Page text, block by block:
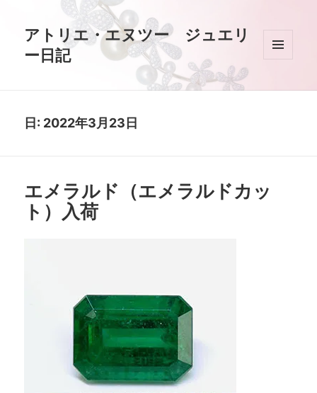
アトリエ・エヌツー ジュエリ
ー日記
ィジェ
日: 2022年3月23日
エメラルド（エメラルドカッ
ト）入荷